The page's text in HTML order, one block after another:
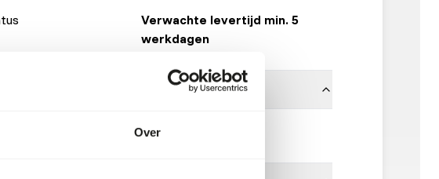
Over
Verwachte levertijd min. 5
werkdagen
DK Zoological